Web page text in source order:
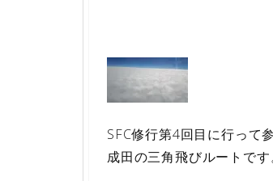
SFC修行第4回目に行って
成田の三角飛びルートです